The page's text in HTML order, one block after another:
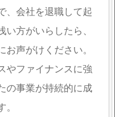
、会社を退職して起
方がいらしたら、
声がけください。
やファイナンスに強
の事業が持続的に成
。